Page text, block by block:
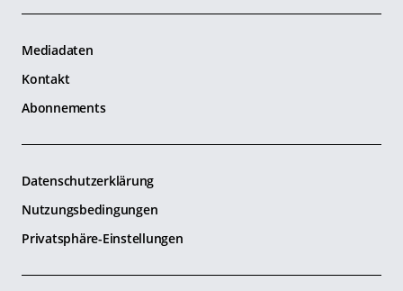
Mediadaten
Kontakt
Abonnements
Datenschutzerklärung
Nutzungsbedingungen
Privatsphäre-Einstellungen